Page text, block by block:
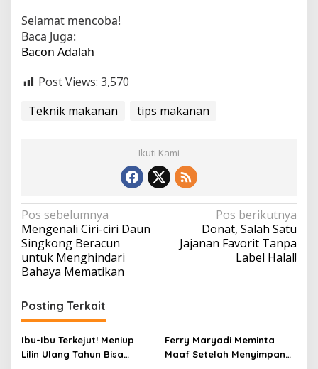
Selamat mencoba!
Baca Juga:
Bacon Adalah
Post Views: 3,570
Teknik makanan
tips makanan
Ikuti Kami
N
a
v
i
g
a
s
i
Pos sebelumnya
Mengenali Ciri-ciri Daun
Singkong Beracun
untuk Menghindari
Bahaya Mematikan
Pos berikutnya
Donat, Salah Satu
Jajanan Favorit Tanpa
Label Halal!
Posting Terkait
Ibu-Ibu Terkejut! Meniup
Lilin Ulang Tahun Bisa
Ferry Maryadi Meminta
Maaf Setelah Menyimpan